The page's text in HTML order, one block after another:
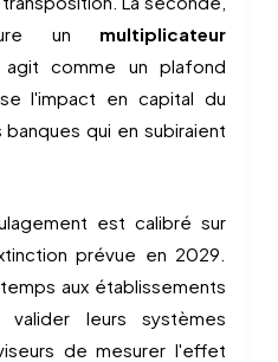
un multiplicateur
comme un plafond
l'impact en capital du
qui en subiraient
est calibré sur
prévue en 2029.
aux établissements
leurs systèmes
de mesurer l'effet